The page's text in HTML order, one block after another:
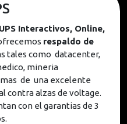
Interactivos, Online,
respaldo de
tales como datacenter,
mineria
de una excelente
contra alzas de voltage.
con el garantias de 3